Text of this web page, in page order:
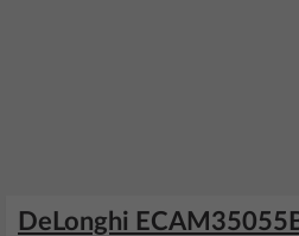
DeLonghi